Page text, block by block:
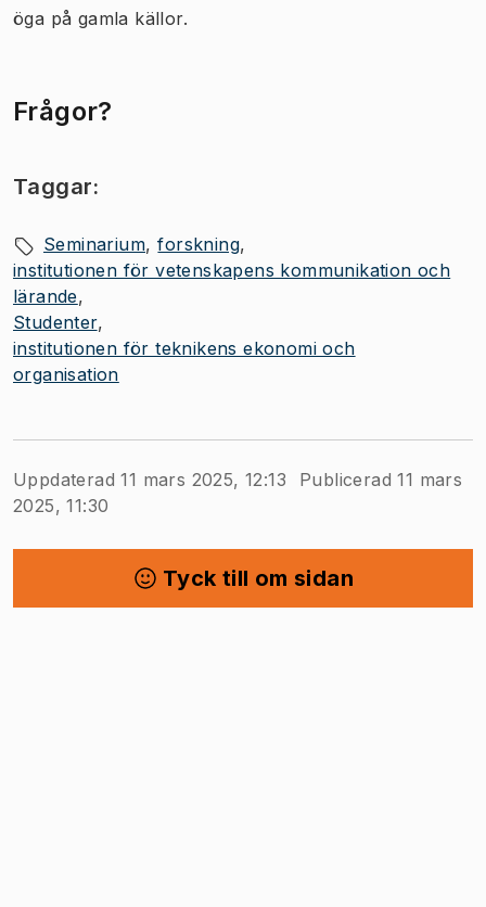
öga på gamla källor.
Frågor?
Taggar:
Seminarium forskning
institutionen för vetenskapens kommunikation och
lärande
Studenter
institutionen för teknikens ekonomi och
organisation
Uppdaterad 11 mars 2025, 12:13
Publicerad 11 mars
2025, 11:30
Tyck till om sidan